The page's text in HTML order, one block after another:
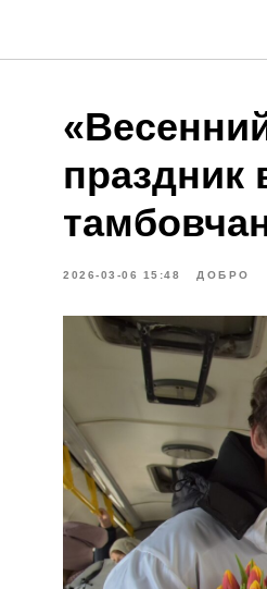
праздник
2026-03-06 15:48 ДОБРО